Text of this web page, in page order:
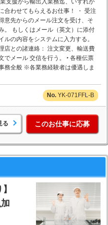
支援から輸出入業務迄、いずれか
合わせてもらえるお仕事！ ・ 受注
意先からのメール注文を受け、そ
。 もしくはメール（英文）に添付
ルの内容をシステムに入力する。
店との諸連絡： 注文変更、輸送費
でメール 交信を行う。 ‣ 各種伝票
務全般 ※各業務経験者は優遇しま
YK-071FFL-B
る このお仕事に応募